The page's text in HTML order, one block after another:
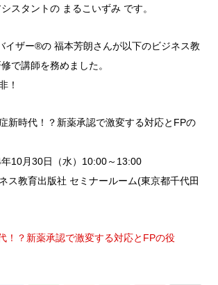
スタントの まるこいずみ です。
イザー®の 福本芳朗さんが以下のビジネス教
で講師を務めました。
！
新時代！？新薬承認で激変する対応とFPの
10月30日（水）10:00～13:00
教育出版社 セミナールーム(東京都千代田
！？新薬承認で激変する対応とFPの役